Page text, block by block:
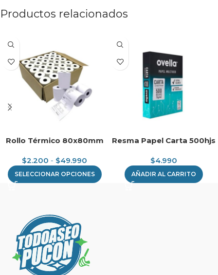
Productos relacionados
Rollo Térmico 80x80mm
$2.200 - $49.990
SELECCIONAR OPCIONES
Resma Papel Carta 500hjs
$4.990
AÑADIR AL CARRITO